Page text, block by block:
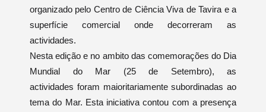
organizado pelo Centro de Ciência Viva de Tavira e a
superfície comercial onde decorreram as
actividades.
Nesta edição e no ambito das comemorações do Dia
Mundial do Mar (25 de Setembro), as
actividades foram maioritariamente subordinadas ao
tema do Mar. Esta iniciativa contou com a presença